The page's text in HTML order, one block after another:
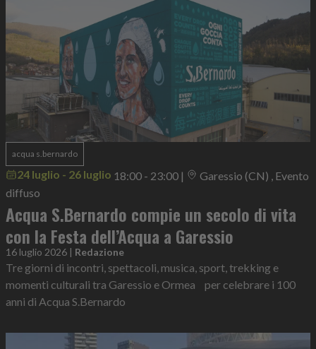
acqua s.bernardo
24 luglio - 26 luglio 18:00 - 23:00 |
Garessio (CN) , Evento
diffuso
Acqua S.Bernardo compie un secolo di vita
con la Festa dell’Acqua a Garessio
16 luglio 2026 | Redazione
Tre giorni di incontri, spettacoli, musica, sport, trekking e
momenti culturali tra Garessio e Ormea per celebrare i 100
anni di Acqua S.Bernardo